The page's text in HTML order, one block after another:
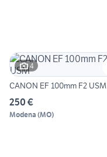
4
CANON EF 100mm F2 USM
250 €
Modena (MO)